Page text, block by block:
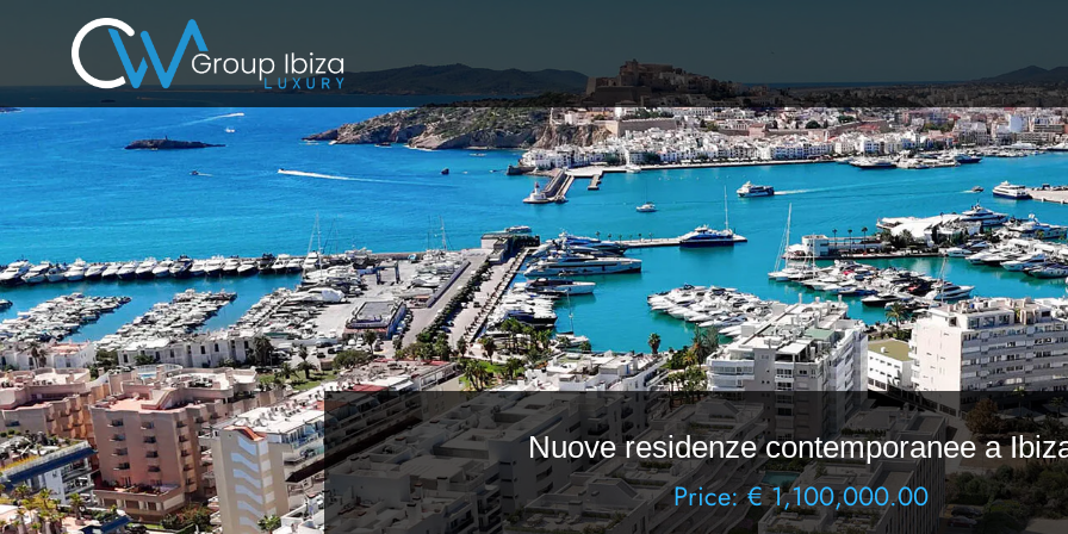
Nuove residenze contemporanee a
Price: € 1,100,000.00